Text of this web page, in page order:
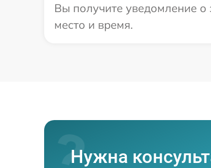
Вы получите уведомление
место и время.
Нужна